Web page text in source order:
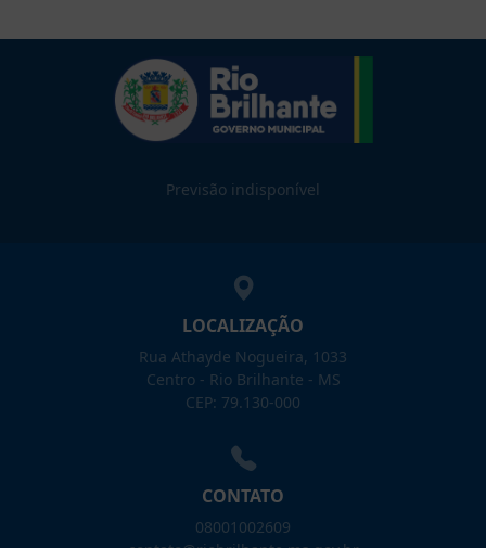
Previsão indisponível
LOCALIZAÇÃO
Rua Athayde Nogueira, 1033
Centro - Rio Brilhante - MS
CEP: 79.130-000
CONTATO
08001002609